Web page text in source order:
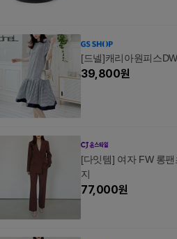
[드넬]캐리아원피스
39,800원
[다잇템] 여자 FW 롱
지
77,000원